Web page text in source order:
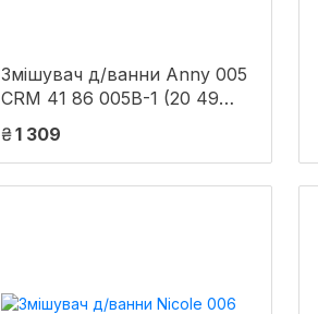
Змішувач д/ванни Anny 005
CRM 41 86 005B-1 (20 49
005 05) New довгий Lidz
₴1 309